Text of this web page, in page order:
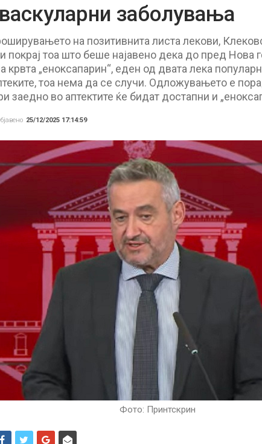
заболувања
на позитивнита листа лекови,
покрај тоа што беше најавено дека до пред Нова
крвта „еноксапарин“, еден од двата лека
тоа нема да се случи. Одложувањето е
заедно во аптектите ќе бидат достапни и
25/12/2025 17:14:59
Фото: Принтскрин